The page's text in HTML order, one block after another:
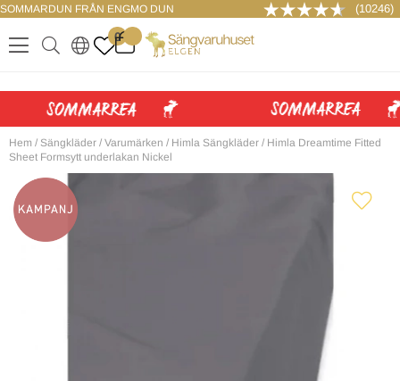
SOMMARDUN FRÅN ENGMO DUN (10246)
.
0
. ..
LOGGA IN
Hem / Sängkläder / Varumärken / Himla Sängkläder / Himla Dreamtime Fitted
Sheet Formsytt underlakan Nickel